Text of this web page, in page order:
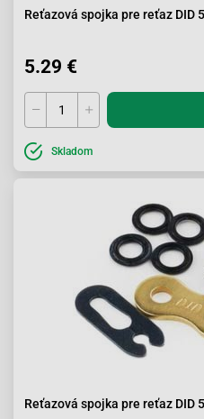
Reťazová spojka pre reťaz DID
5.29 €
Skladom
Reťazová spojka pre reťaz DID